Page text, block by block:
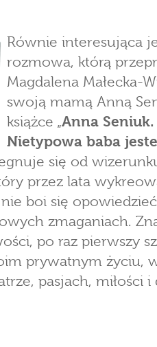
Równie interesująca
rozmowa, którą
Magdalena Małecka-
swoją mamą Anną
książce „Anna Seniuk.
Nietypowa baba
się od
przez lata
boi się
zmaganiach.
po raz pierwszy
prywatnym życiu,
pasjach, miłości i